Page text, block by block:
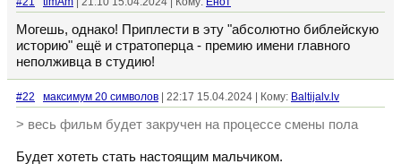
Могешь, однако! Приплести в эту "абсолютно библейскую
историю" ещё и стратоперца - премию имени главного
неполживца в студию!
#22 максимум 20 символов | 22:17 15.04.2024 | Кому: Baltijalv.lv
> весь фильм будет закручен на процессе смены пола
Будет хотеть стать настоящим мальчиком.